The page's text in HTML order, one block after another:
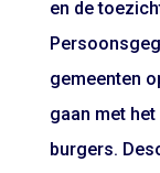
en de
gemeenten
gaan met
burgers.